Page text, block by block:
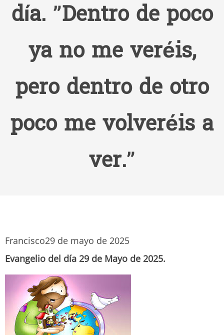
día. ”Dentro de poco
ya no me veréis,
pero dentro de otro
poco me volveréis a
ver.”
Francisco29 de mayo de 2025
Evangelio del día 29 de Mayo de 2025.